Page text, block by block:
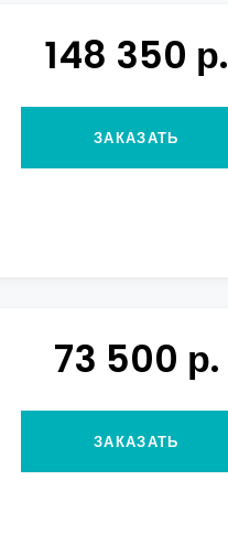
148 350 р.
ЗАКАЗАТЬ
73 500 р.
ЗАКАЗАТЬ